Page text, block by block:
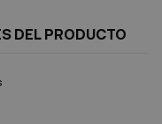
DEL PRODUCTO